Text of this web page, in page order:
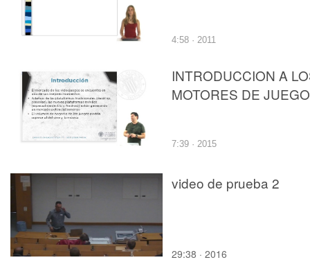
4:58 · 2011
INTRODUCCION A
MOTORES DE
7:39 · 2015
video de prueba 2
29:38 · 2016